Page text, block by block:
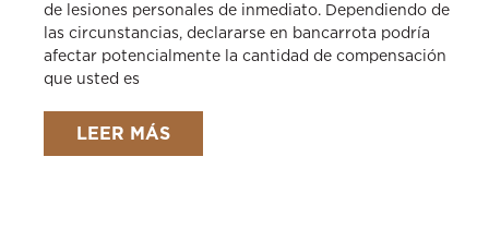
de lesiones personales de inmediato. Dependiendo de
las circunstancias, declararse en bancarrota podría
afectar potencialmente la cantidad de compensación
que usted es
LEER MÁS